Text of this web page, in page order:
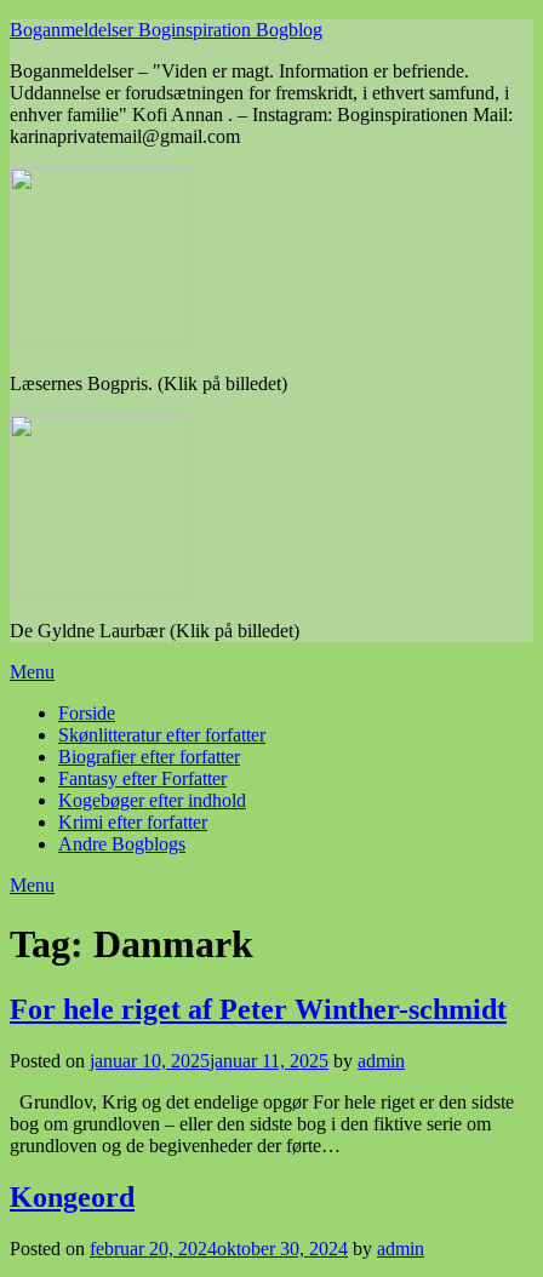
Skip
content
Boganmeldelser Boginspiration Bogblog
Boganmeldelser – "Viden er magt. Information er befriende.
Uddannelse er forudsætningen for fremskridt, i ethvert samfund, i
enhver familie" Kofi Annan . – Instagram: Boginspirationen Mail:
karinaprivatemail@gmail.com
Læsernes Bogpris. (Klik på billedet)
De Gyldne Laurbær (Klik på billedet)
Menu
Forside
Skønlitteratur efter forfatter
Biografier efter forfatter
Fantasy efter Forfatter
Kogebøger efter indhold
Krimi efter forfatter
Andre Bogblogs
Menu
Tag: Danmark
For hele riget af Peter Winther-schmidt
Posted on januar 10, 2025januar 11, 2025 by admin
Grundlov, Krig og det endelige opgør For hele riget er den sidste
bog om grundloven – eller den sidste bog i den fiktive serie om
grundloven og de begivenheder der førte…
Kongeord
Posted on februar 20, 2024oktober 30, 2024 by admin